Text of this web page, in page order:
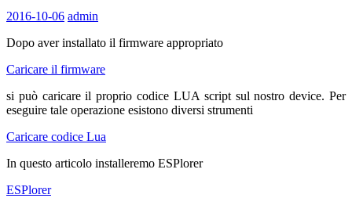
2016-10-06 admin
Dopo aver installato il firmware appropriato
Caricare il firmware
si può caricare il proprio codice LUA script sul nostro device. Per
eseguire tale operazione esistono diversi strumenti
Caricare codice Lua
In questo articolo installeremo ESPlorer
ESPlorer